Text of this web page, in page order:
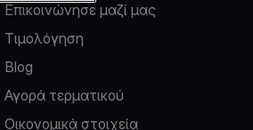
Επικοινώνησε μαζί μας
Τιμολόγηση
Blog
Αγορά τερματικού
Οικονομικά στοιχεία